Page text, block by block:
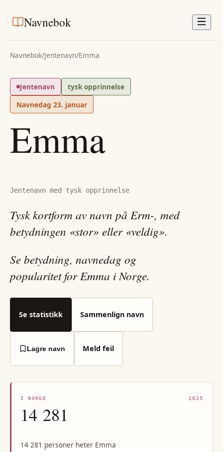
Navnebok
Navnebok/Jentenavn/Emma
Jentenavn
tysk opprinnelse
Navnedag 23. januar
Emma
Jentenavn med tysk opprinnelse
Tysk kortform av navn på Erm-, med
betydningen «stor» eller «veldig».
Se betydning, navnedag og
popularitet for Emma i Norge.
Se statistikk Sammenlign navn
Lagre navn Meld feil
I NORGE 2025
14 281
14 281 personer heter Emma